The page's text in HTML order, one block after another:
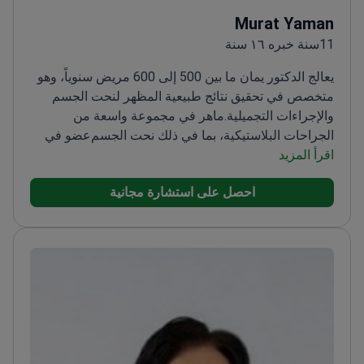
Murat Yaman
11سنة خبره ١٦ سنة
يعالج الدكتور يمان ما بين 500 إلى 600 مريض سنوياً، وهو
متخصص في تحقيق نتائج طبيعية المظهر لنحت الجسم
والإجراءات التجميلية. ماهر في مجموعة واسعة من
الجراحات البلاستيكية، بما في ذلك نحت الجسم عضو في
الجمعية التركية للجراحة الترميمية والجمالية
جامعة هاسيتيبيركز على تحقيق رضا عالٍ للمرضى ونتائج
اقرأ المزيد
احصل على استشارة مجانية